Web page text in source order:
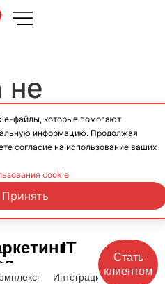
не
IT
Интеграция
Стать
клиентом
файлы, которые помогают
информацию. Продолжая
согласие на использование ваших
cookie
Принять